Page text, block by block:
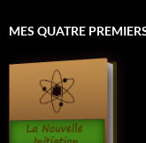
MES QUATRE